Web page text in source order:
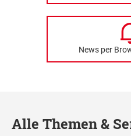
News per
Alle Themen &